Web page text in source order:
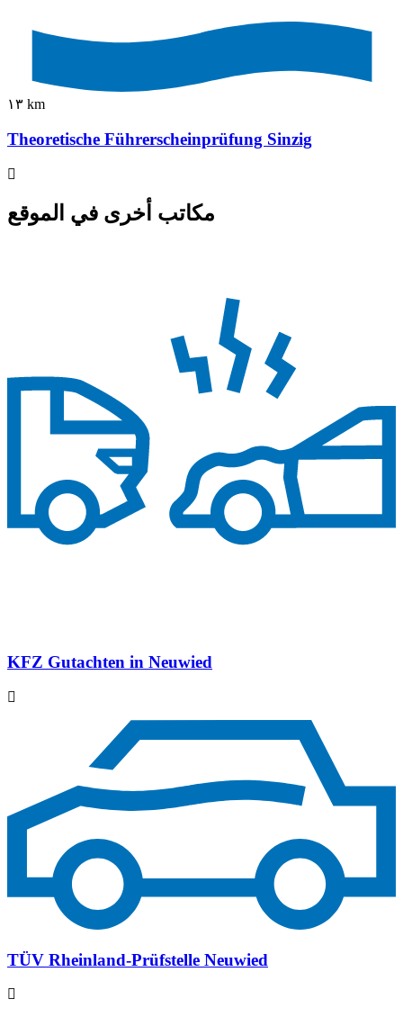
١٣ km
Theoretische Führerscheinprüfung Sinzig
مكاتب أخرى في الموقع
KFZ Gutachten in Neuwied
TÜV Rheinland-Prüfstelle Neuwied